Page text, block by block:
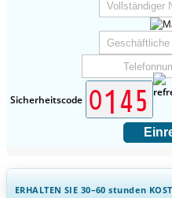
Sicherheitscode
ERHALTEN SIE 30–60stunden